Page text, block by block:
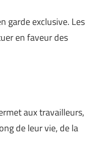
garde exclusive. Les
en faveur des
aux travailleurs,
de leur vie, de la